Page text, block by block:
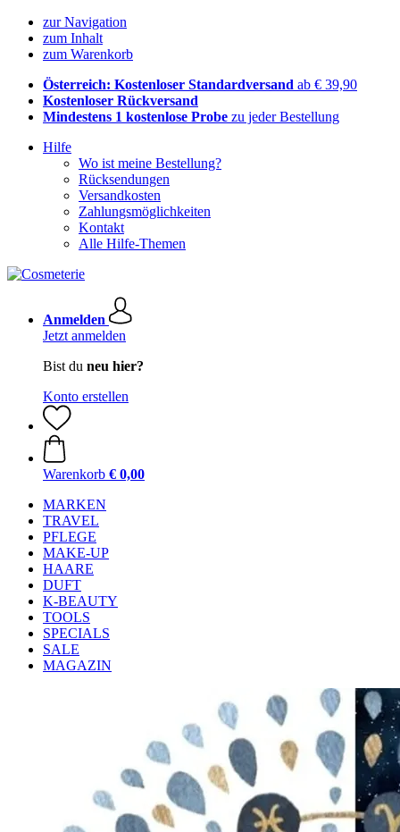
zur Navigation
zum Inhalt
zum Warenkorb
Österreich: Kostenloser Standardversand ab € 39,90
Kostenloser Rückversand
Mindestens 1 kostenlose Probe zu jeder Bestellung
Hilfe
Wo ist meine Bestellung?
Rücksendungen
Versandkosten
Zahlungsmöglichkeiten
Kontakt
Alle Hilfe-Themen
Anmelden
Jetzt anmelden
Bist du neu hier?
Konto erstellen
Warenkorb € 0,00
MARKEN
TRAVEL
PFLEGE
MAKE-UP
HAARE
DUFT
K-BEAUTY
TOOLS
SPECIALS
SALE
MAGAZIN